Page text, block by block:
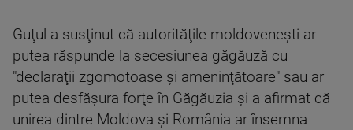
Guţul a susţinut că autorităţile moldoveneşti ar
putea răspunde la secesiunea găgăuză cu
"declaraţii zgomotoase şi ameninţătoare" sau ar
putea desfăşura forţe în Găgăuzia şi a afirmat că
unirea dintre Moldova şi România ar însemna